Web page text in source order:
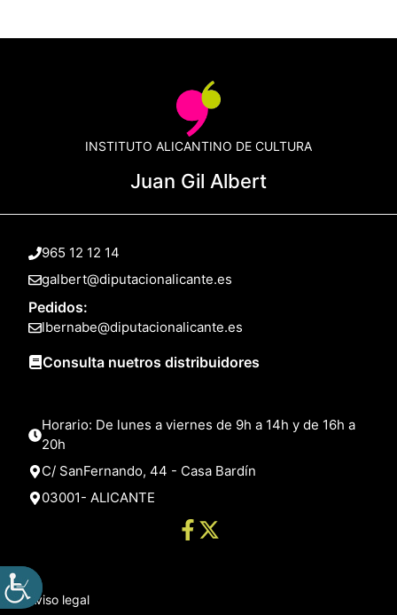
INSTITUTO ALICANTINO DE CULTURA
Juan Gil Albert
965 12 12 14
galbert@diputacionalicante.es
Pedidos:
lbernabe@diputacionalicante.es
Consulta nuetros distribuidores
Horario: De lunes a viernes de 9h a 14h y de 16h a
20h
C/ SanFernando, 44 - Casa Bardín
03001- ALICANTE
Aviso legal